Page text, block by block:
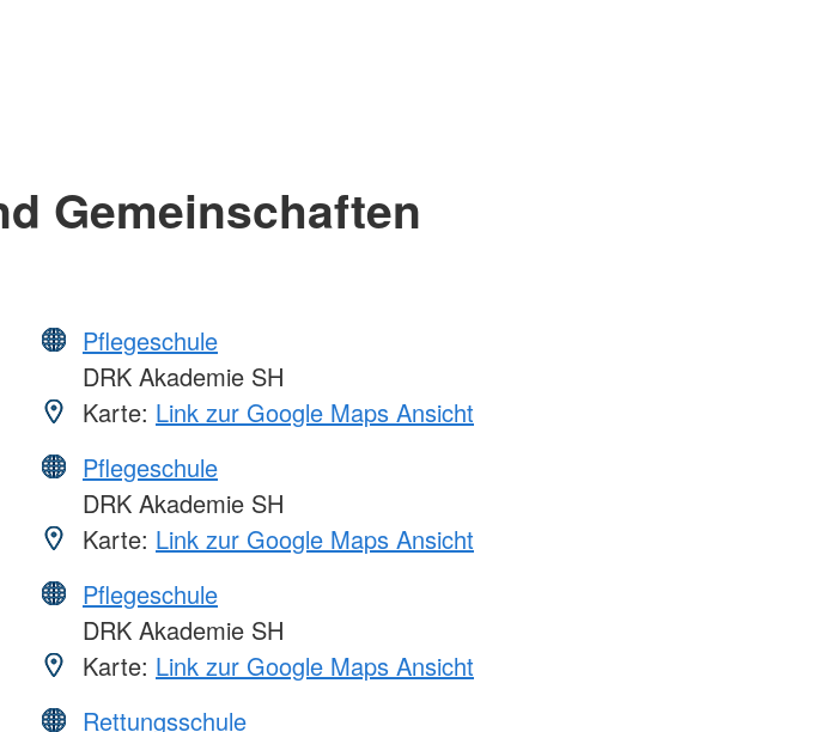
Gemeinschaften
Pflegeschule
DRK Akademie SH
Karte: Link zur Google Maps Ansicht
Pflegeschule
DRK Akademie SH
Karte: Link zur Google Maps Ansicht
Pflegeschule
DRK Akademie SH
Karte: Link zur Google Maps Ansicht
Rettungsschule